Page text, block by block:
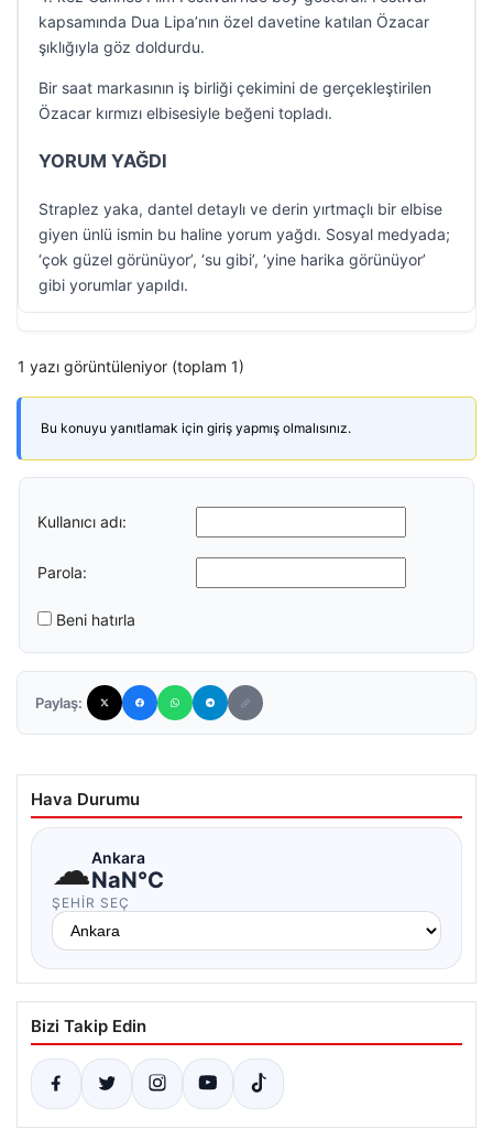
kapsamında Dua Lipa’nın özel davetine katılan Özacar
şıklığıyla göz doldurdu.
Bir saat markasının iş birliği çekimini de gerçekleştirilen
Özacar kırmızı elbisesiyle beğeni topladı.
YORUM YAĞDI
Straplez yaka, dantel detaylı ve derin yırtmaçlı bir elbise
giyen ünlü ismin bu haline yorum yağdı. Sosyal medyada;
‘çok güzel görünüyor’, ‘su gibi’, ‘yine harika görünüyor’
gibi yorumlar yapıldı.
1 yazı görüntüleniyor (toplam 1)
Bu konuyu yanıtlamak için giriş yapmış olmalısınız.
Kullanıcı adı:
Parola:
Beni hatırla
Paylaş:
Hava Durumu
☁Ankara
NaN°C
ŞEHIR SEÇ
Bizi Takip Edin